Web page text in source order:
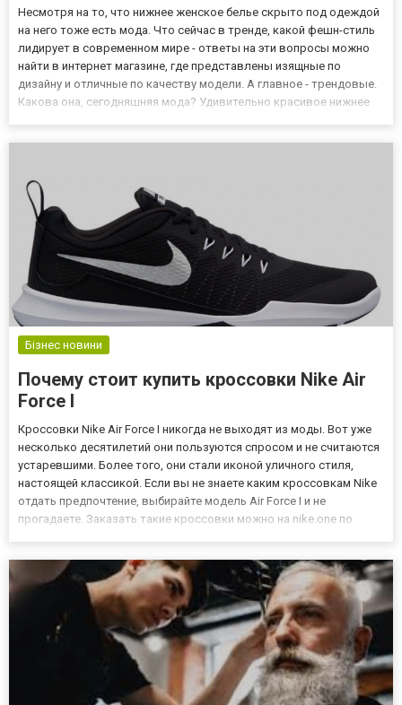
Несмотря на то, что нижнее женское белье скрыто под одеждой
на него тоже есть мода. Что сейчас в тренде, какой фешн-стиль
лидирует в современном мире - ответы на эти вопросы можно
найти в интернет магазине, где представлены изящные по
дизайну и отличные по качеству модели. А главное - трендовые.
Какова она, сегодняшняя мода? Удивительно красивое нижнее
Бізнес новини
Почему стоит купить кроссовки Nike Air
Force I
Кроссовки Nike Air Force I никогда не выходят из моды. Вот уже
несколько десятилетий они пользуются спросом и не считаются
устаревшими. Более того, они стали иконой уличного стиля,
настоящей классикой. Если вы не знаете каким кроссовкам Nike
отдать предпочтение, выбирайте модель Air Force I и не
прогадаете. Заказать такие кроссовки можно на nike.one по